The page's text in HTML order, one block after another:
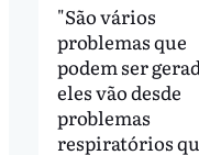
"São vários
problemas que
podem ser
eles vão desde
problemas
respiratórios